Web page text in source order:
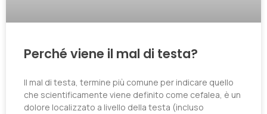
Perché viene il mal di testa?
Il mal di testa, termine più comune per indicare quello
che scientificamente viene definito come cefalea, è un
dolore localizzato a livello della testa (incluso